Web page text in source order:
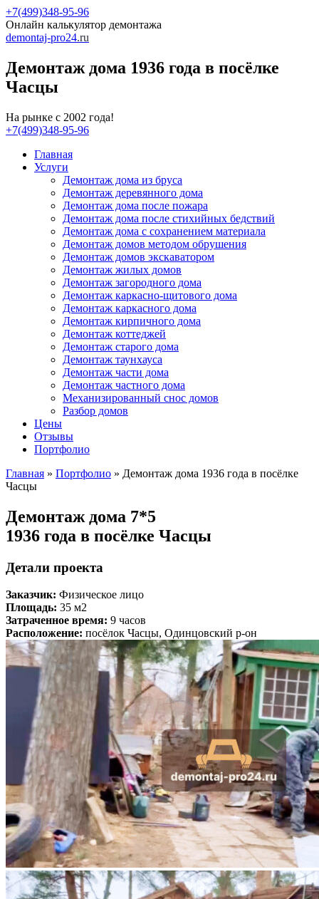
+7(499)348-95-96
Онлайн калькулятор демонтажа
demontaj-pro24.ru
Демонтаж дома 1936 года в посёлке
Часцы
На рынке с 2002 года!
+7(499)348-95-96
Главная
Услуги
Демонтаж дома из бруса
Демонтаж деревянного дома
Демонтаж дома после пожара
Демонтаж дома после стихийных бедствий
Демонтаж дома с сохранением материала
Демонтаж домов методом обрушения
Демонтаж домов экскаватором
Демонтаж жилых домов
Демонтаж загородного дома
Демонтаж каркасно-щитового дома
Демонтаж каркасного дома
Демонтаж кирпичного дома
Демонтаж коттеджей
Демонтаж старого дома
Демонтаж таунхауса
Демонтаж части дома
Демонтаж частного дома
Механизированный снос домов
Разбор домов
Цены
Отзывы
Портфолио
Главная » Портфолио » Демонтаж дома 1936 года в посёлке
Часцы
Демонтаж дома 7*5
1936 года в посёлке Часцы
Детали проекта
Заказчик: Физическое лицо
Площадь: 35 м2
Затраченное время: 9 часов
Расположение: посёлок Часцы, Одинцовский р-он